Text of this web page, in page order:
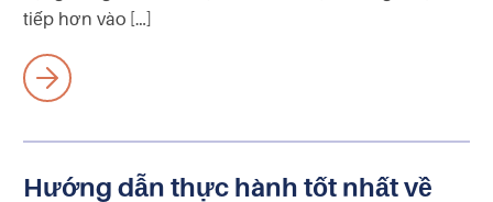
tiếp hơn vào […]
Hướng dẫn thực hành tốt nhất về